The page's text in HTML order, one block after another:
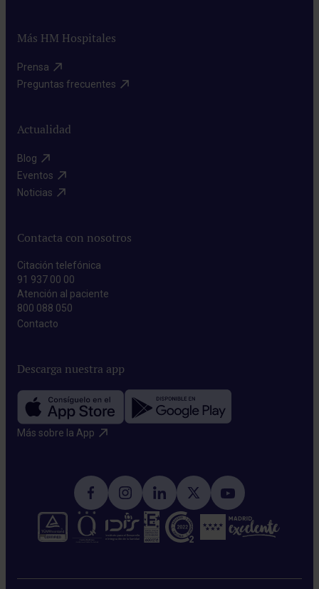
Más HM Hospitales
Prensa​
Preguntas frecuentes​
Actualidad
Blog​
Eventos​
Noticias​
Contacta con nosotros
Citación telefónica
91 937 00 00
Atención al paciente
800 088 050
Contacto​
Descarga nuestra app
Más sobre la App​